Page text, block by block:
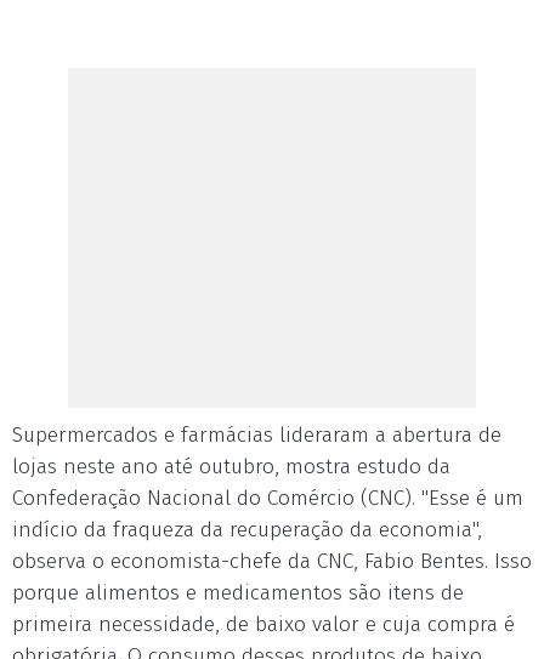
Supermercados e farmácias lideraram a abertura de
lojas neste ano até outubro, mostra estudo da
Confederação Nacional do Comércio (CNC). "Esse é um
indício da fraqueza da recuperação da economia",
observa o economista-chefe da CNC, Fabio Bentes. Isso
porque alimentos e medicamentos são itens de
primeira necessidade, de baixo valor e cuja compra é